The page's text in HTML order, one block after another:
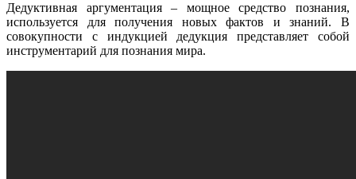
Дедуктивная аргументация – мощное средство познания,
используется для получения новых фактов и знаний. В
совокупности с индукцией дедукция представляет собой
инструментарий для познания мира.